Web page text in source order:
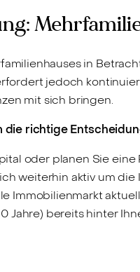
in
jedoch
mit sich bringen.
die richtige
oder planen Sie eine
weiterhin aktiv um die
Immobilienmarkt
Jahre) bereits hinter